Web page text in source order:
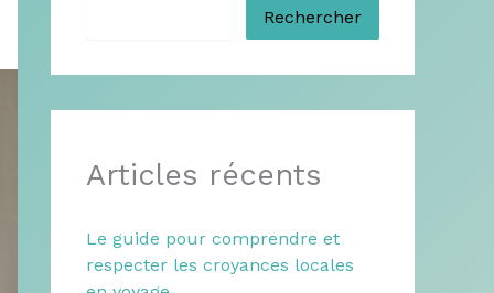
Rechercher
Articles récents
Le guide pour comprendre et
respecter les croyances locales